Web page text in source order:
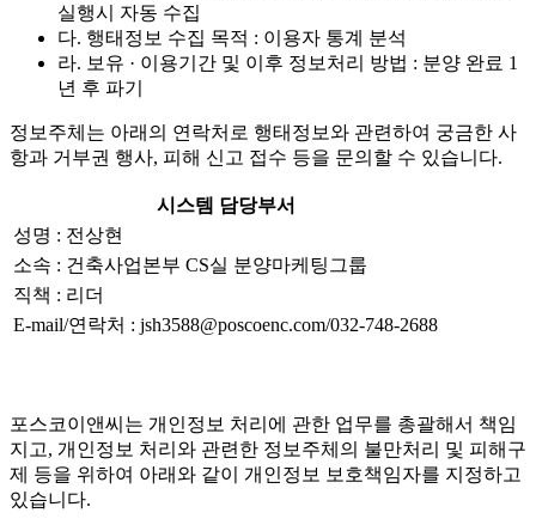
실행시 자동 수집
다. 행태정보 수집 목적 : 이용자 통계 분석
라. 보유 · 이용기간 및 이후 정보처리 방법 : 분양 완료 1
년 후 파기
정보주체는 아래의 연락처로 행태정보와 관련하여 궁금한 사
항과 거부권 행사, 피해 신고 접수 등을 문의할 수 있습니다.
시스템 담당부서
성명 : 전상현
소속 : 건축사업본부 CS실 분양마케팅그룹
직책 : 리더
E-mail/연락처 : jsh3588@poscoenc.com/032-748-2688
포스코이앤씨는 개인정보 처리에 관한 업무를 총괄해서 책임
지고, 개인정보 처리와 관련한 정보주체의 불만처리 및 피해구
제 등을 위하여 아래와 같이 개인정보 보호책임자를 지정하고
있습니다.